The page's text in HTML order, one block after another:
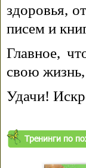
здоровья,
писем и
Главное,
свою
Удачи!
Тренинги по